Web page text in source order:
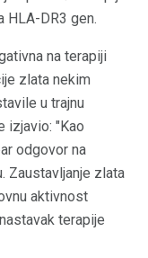
HLA-DR3 gen.
na terapiji
zlata nekim
u trajnu
izjavio: "Kao
odgovor na
Zaustavljanje zlata
aktivnost
terapije